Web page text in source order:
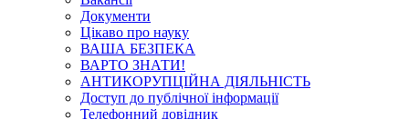
Документи
Цікаво про науку
ВАША БЕЗПЕКА
ВАРТО ЗНАТИ!
АНТИКОРУПЦІЙНА ДІЯЛЬНІСТЬ
Доступ до публічної інформації
Телефонний довідник